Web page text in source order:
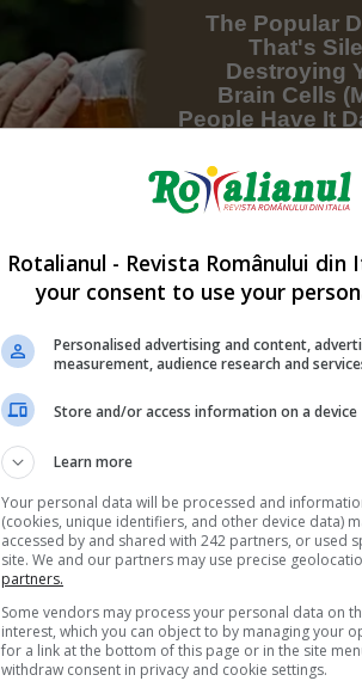
Rotalianul - Revista Românului din
your consent to use your
Personalised advertising and content,
measurement, audience research and
Store and/or access information on a device
Learn more
Your personal data will be processed and
(cookies, unique identifiers, and other device data)
accessed by and shared with 242 partners, or used
site. We and our partners may use precise
partners.
Some vendors may process your personal data on
interest, which you can object to by managing your
for a link at the bottom of this page or in the site
withdraw consent in privacy and cookie settings.